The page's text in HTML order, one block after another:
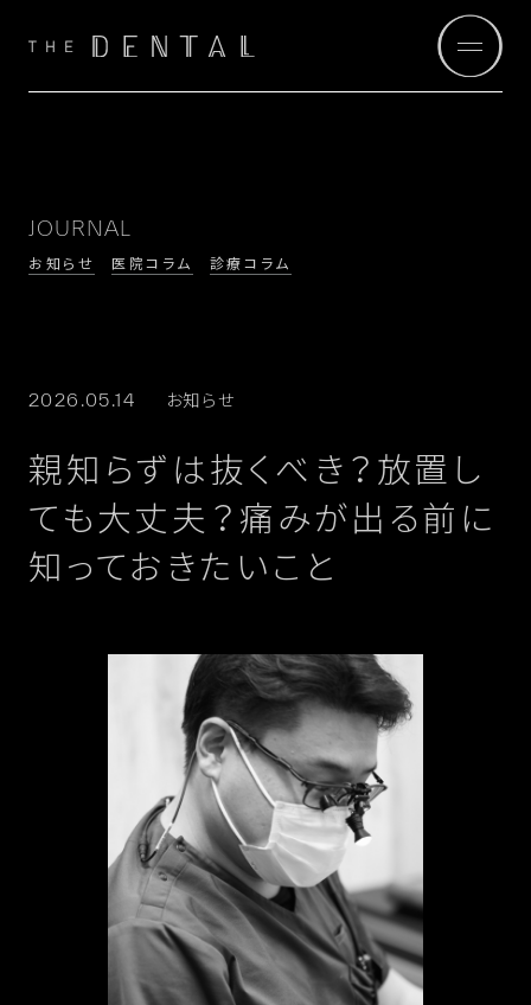
JOURNAL
お知らせ 医院コラム 診療コラム
2026.05.14 お知らせ
親知らずは抜くべき？放置し
ても大丈夫？痛みが出る前に
知っておきたいこと